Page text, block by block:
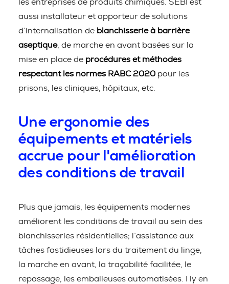
les entreprises de produits chimiques. SEBI est
aussi installateur et apporteur de solutions
d’internalisation de blanchisserie à barrière
aseptique, de marche en avant basées sur la
mise en place de procédures et méthodes
respectant les normes RABC 2020 pour les
prisons, les cliniques, hôpitaux, etc.
Une ergonomie des
équipements et matériels
accrue pour l'amélioration
des conditions de travail
Plus que jamais, les équipements modernes
améliorent les conditions de travail au sein des
blanchisseries résidentielles; l’assistance aux
tâches fastidieuses lors du traitement du linge,
la marche en avant, la traçabilité facilitée, le
repassage, les emballeuses automatisées. I ly en